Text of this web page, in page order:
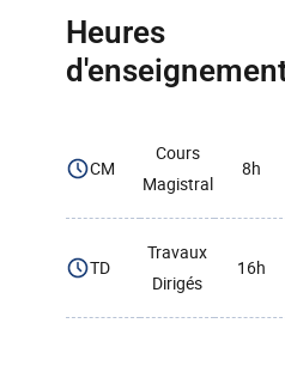
Heures
CM
Cours
Magistral
8h
TD
Travaux
Dirigés
16h